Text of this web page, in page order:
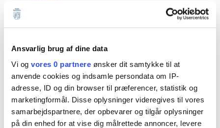
Ansvarlig brug af dine data
Vi og vores 0 partnere ønsker dit samtykke til at
anvende cookies og indsamle persondata om IP-
adresse, ID og din browser til præferencer, statistik og
marketingformål. Disse oplysninger videregives til vores
samarbejdspartnere, der opbevarer og tilgår oplysninger
på din enhed for at vise dig målrettede annoncer, levere
Billum
Lunde
Nordenskov
Næsbjerg
Oksbøl